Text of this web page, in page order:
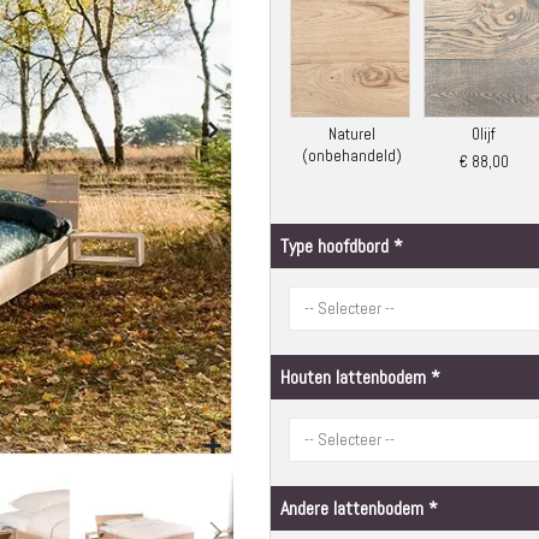
Comfort Plus
Matrassen
Topdekmatrassen
Nachtkastjes
Bedbodems
Elektrische
lattenbodems
Beddengoed
Hoofdkussens
Dekbedovertrekken
Plaids / Throws
Moltons
Naturel
(onbehandeld)
Olijf
€ 88,00
Type hoofdbord
Houten lattenbodem
Andere lattenbodem